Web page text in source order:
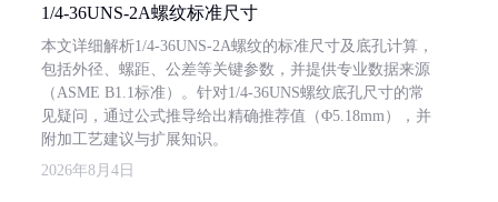
1/4-36UNS-2A螺纹标准尺寸
本文详细解析1/4-36UNS-2A螺纹的标准尺寸及底孔计算，
包括外径、螺距、公差等关键参数，并提供专业数据来源
（ASME B1.1标准）。针对1/4-36UNS螺纹底孔尺寸的常
见疑问，通过公式推导给出精确推荐值（Φ5.18mm），并
附加工艺建议与扩展知识。
2026年8月4日